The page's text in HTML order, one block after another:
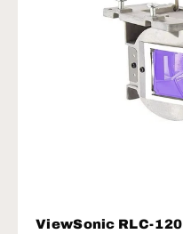
ViewSonic RLC-120